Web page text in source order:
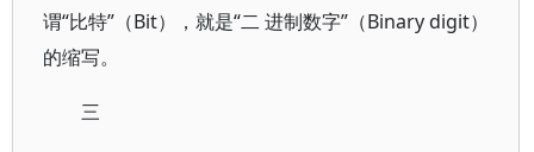
谓“比特”（Bit），就是“二 进制数字”（Binary digit）
的缩写。
三